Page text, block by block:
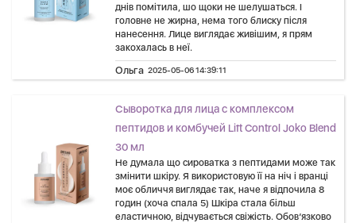
днів помітила, шо щоки не шелушаться. І
головне не жирна, нема того блиску після
нанесення. Лице виглядає живішим, я прям
закохалась в неї.
Ольга 2025-05-06 14:39:11
Сыворотка для лица с комплексом
пептидов и комбучей Lift Control Joko Blend
30 мл
Не думала що сироватка з пептидами може так
змінити шкіру. Я використовую її на ніч і вранці
моє обличчя виглядає так, наче я відпочила 8
годин (хоча спала 5) Шкіра стала більш
еластичною, відчувається свіжість. Обов’язково